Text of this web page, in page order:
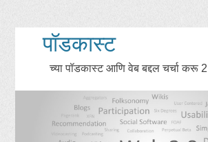
पॉडकास्ट
च्या पॉडकास्ट आणि वेब बद्दल चर्चा करू